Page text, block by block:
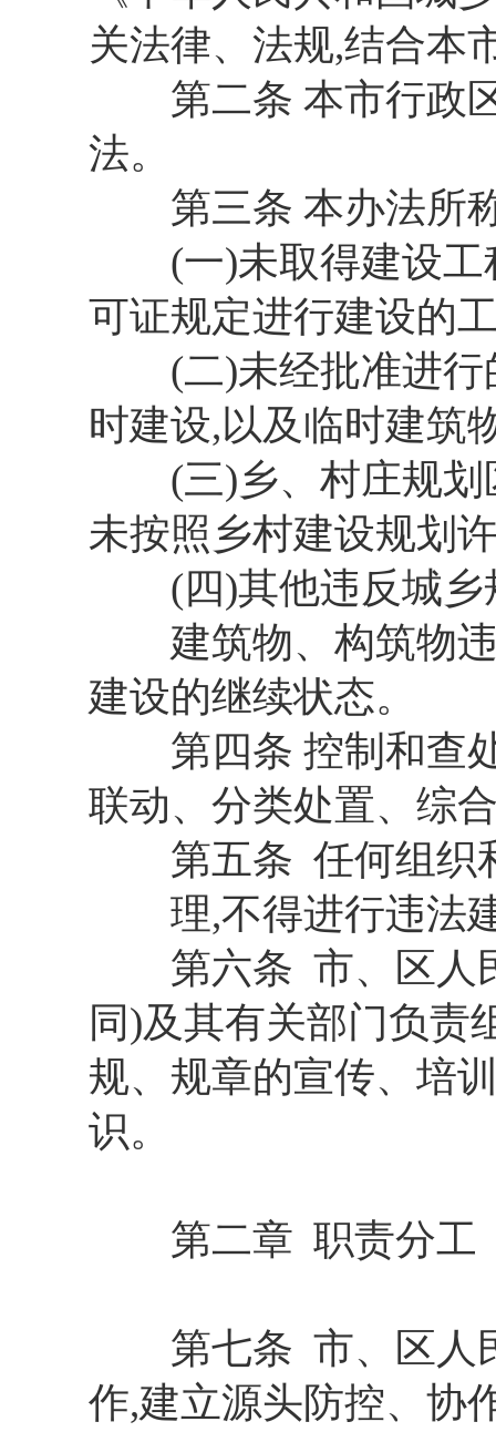
关法律、法规,结合本
第二条 本市行政区
法。
第三条 本办法所称
(一)未取得建设工
可证规定进行建设的
(二)未经批准进行
时建设,以及临时建筑
(三)乡、村庄规划
未按照乡村建设规划
(四)其他违反城乡
建筑物、构筑物违
建设的继续状态。
第四条 控制和查处
联动、分类处置、综
第五条 任何组织和
理,不得进行违法建
第六条 市、区人民
同)及其有关部门负责
规、规章的宣传、培
识。
第二章 职责分工
第七条 市、区人民
作,建立源头防控、协